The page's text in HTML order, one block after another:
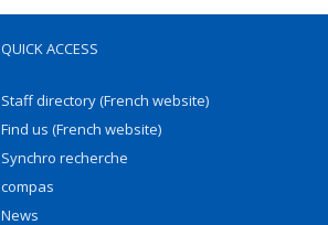
QUICK ACCESS
Staff directory (French website)
Find us (French website)
Synchro recherche
compas
News